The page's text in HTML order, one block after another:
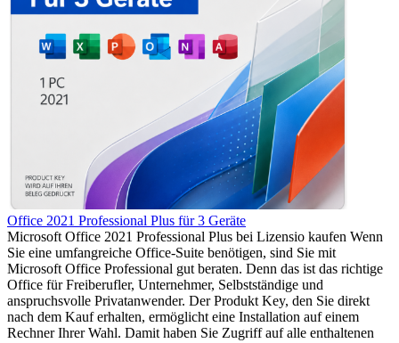
Office 2021 Professional Plus für 3 Geräte
Microsoft Office 2021 Professional Plus bei Lizensio kaufen Wenn
Sie eine umfangreiche Office-Suite benötigen, sind Sie mit
Microsoft Office Professional gut beraten. Denn das ist das richtige
Office für Freiberufler, Unternehmer, Selbstständige und
anspruchsvolle Privatanwender. Der Produkt Key, den Sie direkt
nach dem Kauf erhalten, ermöglicht eine Installation auf einem
Rechner Ihrer Wahl. Damit haben Sie Zugriff auf alle enthaltenen